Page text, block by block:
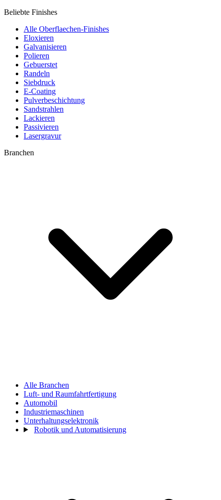
Beliebte Finishes
Alle Oberflaechen-Finishes
Eloxieren
Galvanisieren
Polieren
Gebuerstet
Randeln
Siebdruck
E-Coating
Pulverbeschichtung
Sandstrahlen
Lackieren
Passivieren
Lasergravur
Branchen
Alle Branchen
Luft- und Raumfahrtfertigung
Automobil
Industriemaschinen
Unterhaltungselektronik
Robotik und Automatisierung